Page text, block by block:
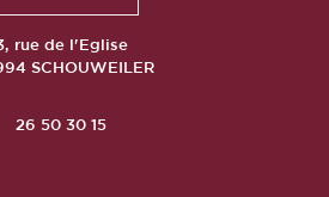
rue de l'Eglise
SCHOUWEILER
26 50 30 15